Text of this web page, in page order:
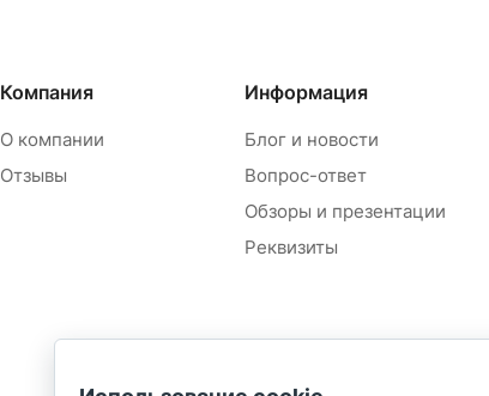
Компания
О компании
Отзывы
Информация
Блог и новости
Вопрос-ответ
Обзоры и презентации
Реквизиты